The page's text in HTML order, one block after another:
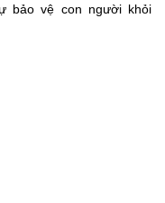
bảo vệ con người khỏi